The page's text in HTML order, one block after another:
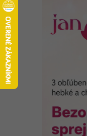
K
v
i
t
n